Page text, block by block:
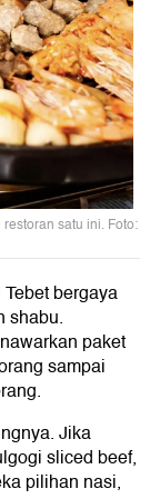
satu ini. Foto:
bergaya
shabu.
paket
sampai
Jika
sliced beef,
pilihan nasi,